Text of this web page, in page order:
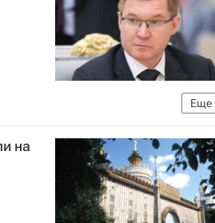
Еще
РФ (Минстрой России)
на